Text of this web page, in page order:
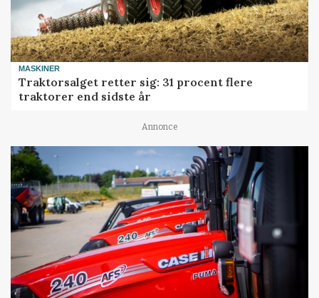
MASKINER
Traktorsalget retter sig: 31 procent flere
traktorer end sidste år
Annonce